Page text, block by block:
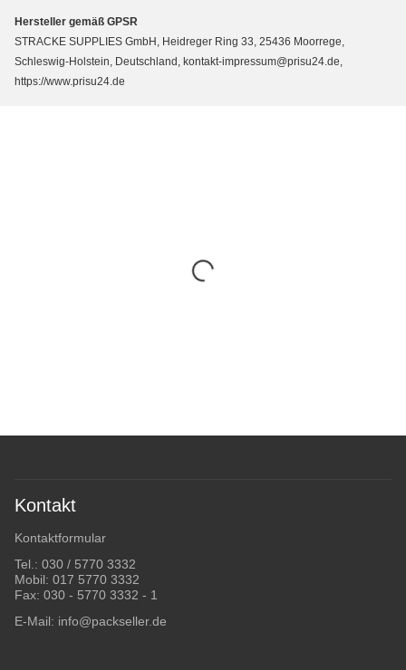
Hersteller gemäß GPSR
STRACKE SUPPLIES GmbH, Heidreger Ring 33, 25436 Moorrege,
Schleswig-Holstein, Deutschland, kontakt-impressum@prisu24.de,
https://www.prisu24.de
Kontakt
Kontaktformular
Tel.: 030 / 5770 3332
Mobil: 017 5770 3332
Fax: 030 - 5770 3332 - 1
E-Mail: info@packseller.de